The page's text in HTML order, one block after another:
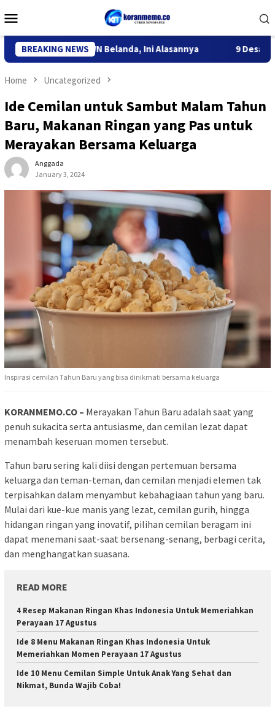
to
Menu
BREAKING NEWS
WN Belanda, Ini Alasannya 9 Desa di 6
Home Uncategorized
Ide Cemilan untuk Sambut Malam Tahun
Baru, Makanan Ringan yang Pas untuk
Merayakan Bersama Keluarga
Anggada
January 3, 2024
Inspirasi cemilan Tahun Baru yang bisa dinikmati bersama keluarga
KORANMEMO.CO – Merayakan Tahun Baru adalah saat yang
penuh sukacita serta antusiasme, dan cemilan lezat dapat
menambah keseruan momen tersebut.
Tahun baru sering kali diisi dengan pertemuan bersama
keluarga dan teman-teman, dan cemilan menjadi elemen tak
terpisahkan dalam menyambut kebahagiaan tahun yang baru.
Mulai dari kue-kue manis yang lezat, cemilan gurih, hingga
hidangan ringan yang inovatif, pilihan cemilan beragam ini
dapat menemani saat-saat bersenang-senang, berbagi cerita,
dan menghangatkan suasana.
READ MORE
4 Resep Makanan Ringan Khas Indonesia Untuk Memeriahkan
Perayaan 17 Agustus
Ide 8 Menu Makanan Ringan Khas Indonesia Untuk
Memeriahkan Momen Perayaan 17 Agustus
Ide 10 Menu Cemilan Simple Untuk Anak Yang Sehat dan
Nikmat, Bunda Wajib Coba!